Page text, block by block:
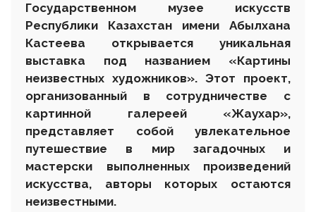
Государственном музее искусств
Республики Казахстан имени Абылхана
Кастеева открывается уникальная
выставка под названием «Картины
неизвестных художников». Этот проект,
организованный в сотрудничестве с
картинной галереей «Жаухар»,
представляет собой увлекательное
путешествие в мир загадочных и
мастерски выполненных произведений
искусства, авторы которых остаются
неизвестными.